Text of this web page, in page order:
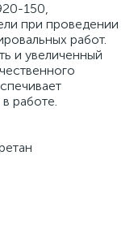
150,
при проведении
работ.
и увеличенный
работе.